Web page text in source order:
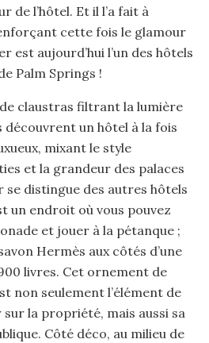
de l’hôtel. Et il l’a fait à
cette fois le glamour
est aujourd’hui l’un des hôtels
Palm Springs !
claustras filtrant la lumière
découvrent un hôtel à la fois
mixant le style
et la grandeur des palaces
se distingue des autres hôtels
un endroit où vous pouvez
et jouer à la pétanque ;
Hermès aux côtés d’une
livres. Cet ornement de
non seulement l’élément de
sur la propriété, mais aussi sa
Côté déco, au milieu de